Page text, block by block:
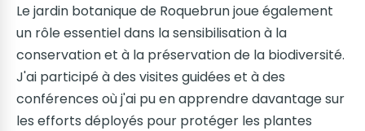
Le jardin botanique de Roquebrun joue également
un rôle essentiel dans la sensibilisation à la
conservation et à la préservation de la biodiversité.
J'ai participé à des visites guidées et à des
conférences où j'ai pu en apprendre davantage sur
les efforts déployés pour protéger les plantes